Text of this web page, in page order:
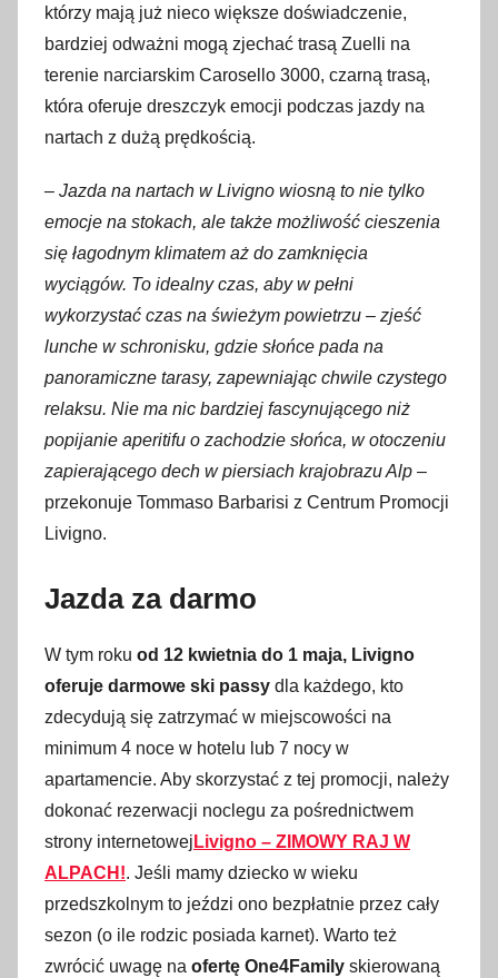
którzy mają już nieco większe doświadczenie,
bardziej odważni mogą zjechać trasą Zuelli na
terenie narciarskim Carosello 3000, czarną trasą,
która oferuje dreszczyk emocji podczas jazdy na
nartach z dużą prędkością.
– Jazda na nartach w Livigno wiosną to nie tylko
emocje na stokach, ale także możliwość cieszenia
się łagodnym klimatem aż do zamknięcia
wyciągów. To idealny czas, aby w pełni
wykorzystać czas na świeżym powietrzu – zjeść
lunche w schronisku, gdzie słońce pada na
panoramiczne tarasy, zapewniając chwile czystego
relaksu. Nie ma nic bardziej fascynującego niż
popijanie aperitifu o zachodzie słońca, w otoczeniu
zapierającego dech w piersiach krajobrazu Alp –
przekonuje Tommaso Barbarisi z Centrum Promocji
Livigno.
Jazda za darmo
W tym roku od 12 kwietnia do 1 maja, Livigno
oferuje darmowe ski passy dla każdego, kto
zdecydują się zatrzymać w miejscowości na
minimum 4 noce w hotelu lub 7 nocy w
apartamencie. Aby skorzystać z tej promocji, należy
dokonać rezerwacji noclegu za pośrednictwem
strony internetowej Livigno – ZIMOWY RAJ W
ALPACH!. Jeśli mamy dziecko w wieku
przedszkolnym to jeździ ono bezpłatnie przez cały
sezon (o ile rodzic posiada karnet). Warto też
zwrócić uwagę na ofertę One4Family skierowaną